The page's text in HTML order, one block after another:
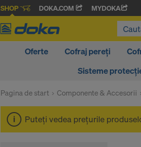
SHOP DOKA.COM MYDOKA
Oferte Cofraj pereți
Sisteme
Pagina de start Componente & Accesorii
Puteţi vedea preţurile